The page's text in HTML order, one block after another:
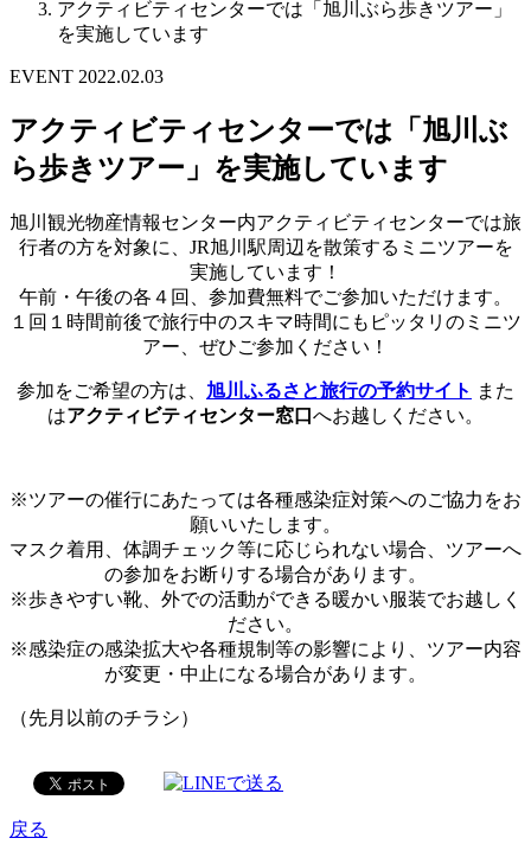
アクティビティセンターでは「旭川ぶら歩きツアー」
を実施しています
EVENT 2022.02.03
アクティビティセンターでは「旭川ぶ
ら歩きツアー」を実施しています
旭川観光物産情報センター内アクティビティセンターでは旅
行者の方を対象に、JR旭川駅周辺を散策するミニツアーを
実施しています！
午前・午後の各４回、参加費無料でご参加いただけます。
１回１時間前後で旅行中のスキマ時間にもピッタリのミニツ
アー、ぜひご参加ください！
参加をご希望の方は、 旭川ふるさと旅行の予約サイト また
はアクティビティセンター窓口 へお越しください。
※ツアーの催行にあたっては各種感染症対策へのご協力をお
願いいたします。
マスク着用、体調チェック等に応じられない場合、ツアーへ
の参加をお断りする場合があります。
※歩きやすい靴、外での活動ができる暖かい服装でお越しく
ださい。
※感染症の感染拡大や各種規制等の影響により、ツアー内容
が変更・中止になる場合があります。
（先月以前のチラシ）
戻る